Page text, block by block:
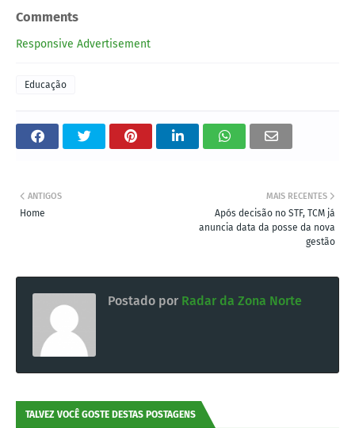
Comments
Responsive Advertisement
Educação
MAIS RECENTES
Após decisão no STF, TCM já
anuncia data da posse da nova
gestão
ANTIGOS
Home
Postado por Radar da Zona Norte
TALVEZ VOCÊ GOSTE DESTAS POSTAGENS